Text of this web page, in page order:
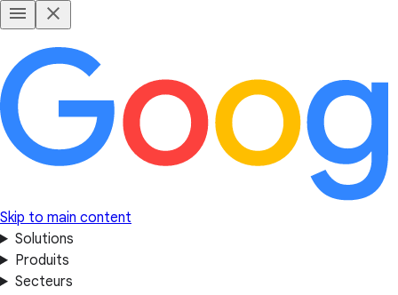
Skip to main content
Solutions
Produits
Secteurs